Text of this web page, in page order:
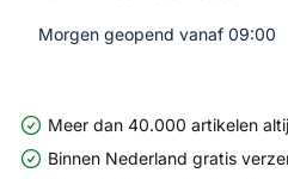
Morgen geopend vanaf 09:00
Meer dan 40.000 artikelen
Binnen Nederland gratis